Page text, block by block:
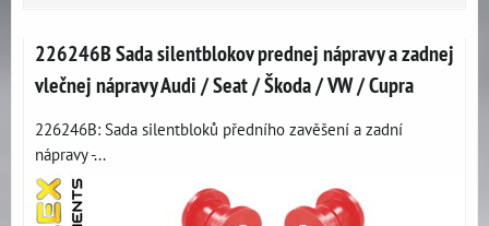
226246B Sada silentblokov prednej nápravy a zadnej
vlečnej nápravy Audi / Seat / Škoda / VW / Cupra
226246B: Sada silentbloků předního zavěšení a zadní
nápravy -...